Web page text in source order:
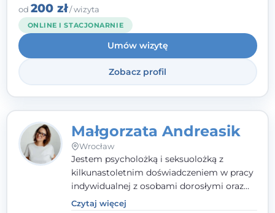
rozwiązania trudnych sytuacji) poprzez
identyfikowanie i wzmacnianie zasobów
oraz mocnych stron klienta. W swojej
pracy korzystam także z metod dialogu
motywacyjnego itreningu uważności.
od 200 zł/ wizyta
ONLINE I STACJONARNIE
Umów wizytę
Zobacz profil
Małgorzata Andreasik
Wrocław
Jestem psycholożką i seksuolożką z
kilkunastoletnim doświadczeniem w pracy
indywidualnej z osobami dorosłymi oraz
parami. Specjalizuję się w obszarze zdrowia
Czytaj więcej